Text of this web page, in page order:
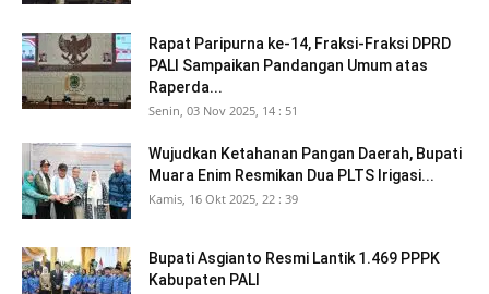
Rapat Paripurna ke-14, Fraksi-Fraksi DPRD
PALI Sampaikan Pandangan Umum atas
Raperda...
Senin, 03 Nov 2025, 14 : 51
Wujudkan Ketahanan Pangan Daerah, Bupati
Muara Enim Resmikan Dua PLTS Irigasi...
Kamis, 16 Okt 2025, 22 : 39
Bupati Asgianto Resmi Lantik 1.469 PPPK
Kabupaten PALI